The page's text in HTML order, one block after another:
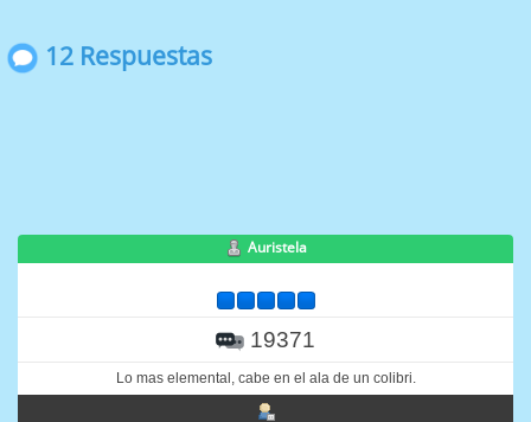
12 Respuestas
Auristela
19371
Lo mas elemental, cabe en el ala de un colibri.